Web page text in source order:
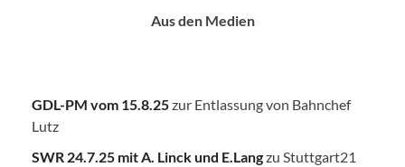
Aus den Medien
GDL-PM vom 15.8.25zur Entlassung von Bahnchef
Lutz
SWR 24.7.25 mit A. Linck und E.Langzu Stuttgart21